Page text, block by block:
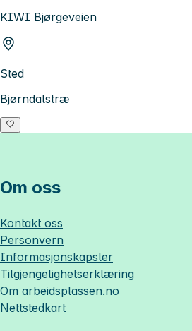
KIWI Bjørgeveien
Sted
Bjørndalstræ
Om oss
Kontakt oss
Personvern
Informasjonskapsler
Tilgjengelighetserklæring
Om arbeidsplassen.no
Nettstedkart